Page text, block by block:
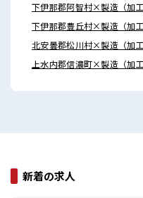
下伊那郡阿智村×製造（加
下伊那郡豊丘村×製造（加
北安曇郡松川村×製造（加
上水内郡信濃町×製造（加
新着の求人